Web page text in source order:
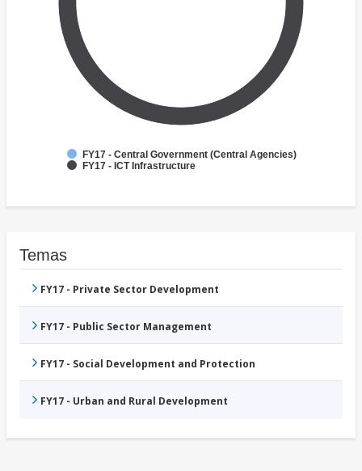
FY17 - Central Government (Central Agencies)
FY17 - ICT Infrastructure
Temas
FY17 - Private Sector Development
FY17 - Public Sector Management
FY17 - Social Development and Protection
FY17 - Urban and Rural Development